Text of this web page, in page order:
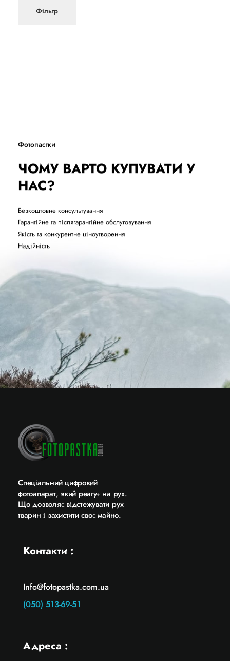
Фільтр
Фотопастки
ЧОМУ ВАРТО КУПУВАТИ У
НАС?
Безкоштовне консультування
Гарантійне та післягарантійне обслуговування
Якість та конкурентне ціноутворення
Надійність
Cпеціальний цифровий
фотоапарат, який реагує на рух.
Що дозволяє відстежувати рух
тварин і захистити своє майно.
Контакти :
Info@fotopastka.com.ua
(050) 513-69-51
Адреса :